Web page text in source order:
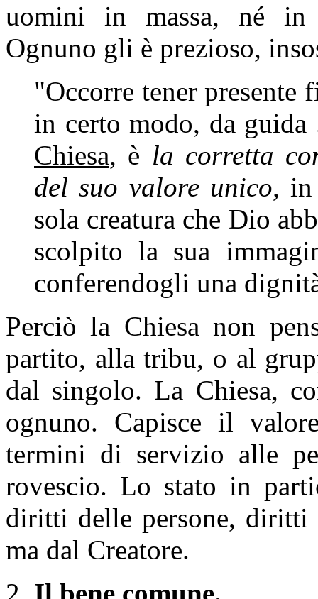
uomini in massa, né in
Ognuno gli è prezioso,
"Occorre tener presente
in certo modo, da
Chiesa, è la corretta
del suo valore unico,
sola creatura che Dio
scolpito la sua
conferendogli una
Perciò la Chiesa non
partito, alla tribu, o al
dal singolo. La Chiesa,
ognuno. Capisce il
termini di servizio alle
rovescio. Lo stato in
diritti delle persone, diritti
ma dal Creatore.